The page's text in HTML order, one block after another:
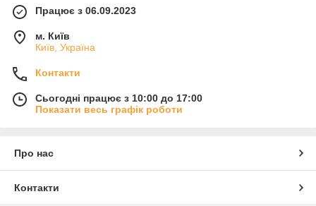
Працює з 06.09.2023
м. Київ
Київ, Україна
Контакти
Сьогодні працює з 10:00 до 17:00
Показати весь графік роботи
Про нас
Контакти